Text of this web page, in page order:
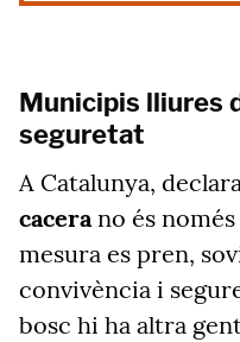
Municipis lliures
seguretat
A Catalunya,
cacerano és
mesura es pren,
convivència i
bosc hi ha altra